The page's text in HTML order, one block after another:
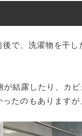
で、洗濯物を干
結露したり、カビ
たのもあります